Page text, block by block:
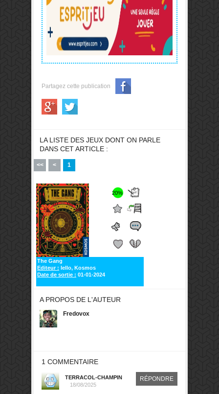
Partagez cette publication
LA LISTE DES JEUX DONT ON PARLE
DANS CET ARTICLE :
<< < 1
20%
The Gang
Editeur : Iello, Kosmos
Date de sortie : 01-01-2024
A PROPOS DE L'AUTEUR
Fredovox
1 COMMENTAIRE
TERRACOL-CHAMPIN
18/08/2025
RÉPONDRE